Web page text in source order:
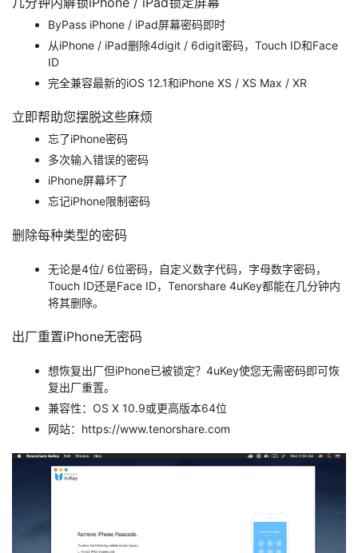
ByPass iPhone / iPad屏幕密码即时
从iPhone / iPad删除4digit / 6digit密码，Touch ID和Face
ID
完全兼容最新的iOS 12.1和iPhone XS / XS Max / XR
立即帮助您摆脱这些麻烦
忘了iPhone密码
多次输入错误的密码
iPhone屏幕坏了
忘记iPhone限制密码
删除每种类型的密码
无论是4位/ 6位密码，自定义数字代码，字母数字密码，
Touch ID还是Face ID，Tenorshare 4uKey都能在几分钟内
将其删除。
出厂重置iPhone无密码
想恢复出厂但iPhone已被锁定？4uKey使您无需密码即可恢
复出厂重置。
兼容性：OS X 10.9或更高版本64位
网站：https://www.tenorshare.com